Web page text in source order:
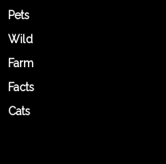
Pets
Wild
Farm
Facts
Cats